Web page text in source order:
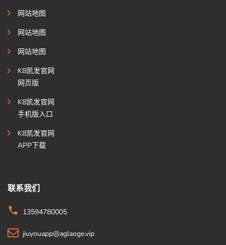
网站地图
网站地图
网站地图
K8凯发官网
网页版
K8凯发官网
手机版入口
K8凯发官网
APP下载
联系我们
13594780005
jiuyouapp@aglaoge.vip